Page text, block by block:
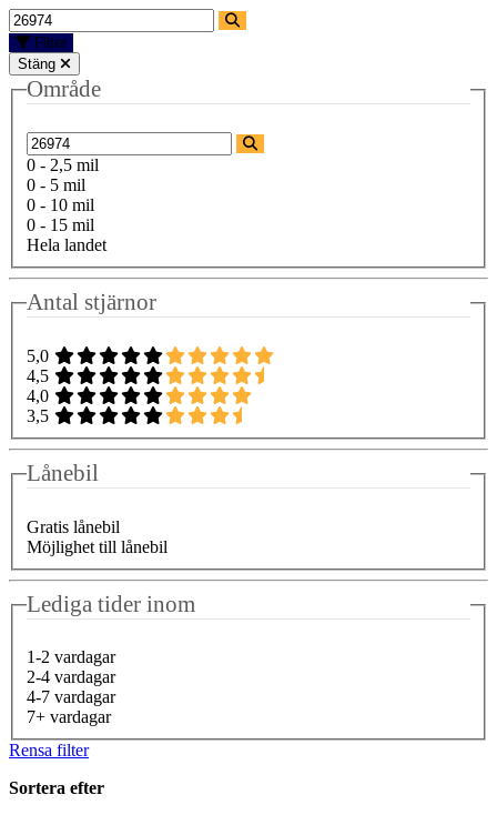
Filter
Stäng
Område
0 - 2,5 mil
0 - 5 mil
0 - 10 mil
0 - 15 mil
Hela landet
Antal stjärnor
5,0
4,5
4,0
3,5
Lånebil
Gratis lånebil
Möjlighet till lånebil
Lediga tider inom
1-2 vardagar
2-4 vardagar
4-7 vardagar
7+ vardagar
Rensa filter
Sortera efter